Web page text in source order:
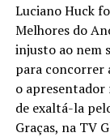
Luciano Huck
Melhores do
injusto ao nem
para concorrer
o apresentador
de exaltá-la
Graças, na TV